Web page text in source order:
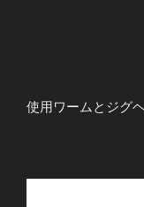
使用ワームとジグ